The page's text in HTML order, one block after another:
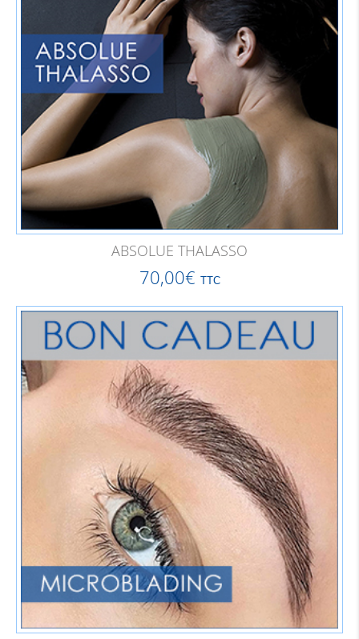
ABSOLUE THALASSO
70,00€ TTC